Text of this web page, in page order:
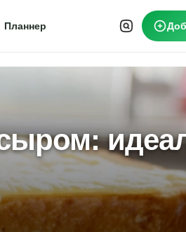
Планнер